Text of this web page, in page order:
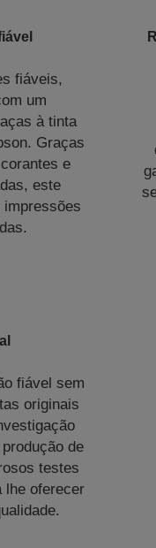
fiáveis,
um
à tinta
Graças
e
este
fiável sem
originais
de
testes
lhe oferecer